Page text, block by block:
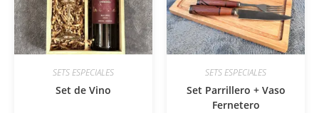
SETS ESPECIALES
Set de Vino
SETS ESPECIALES
Set Parrillero + Vaso
Fernetero